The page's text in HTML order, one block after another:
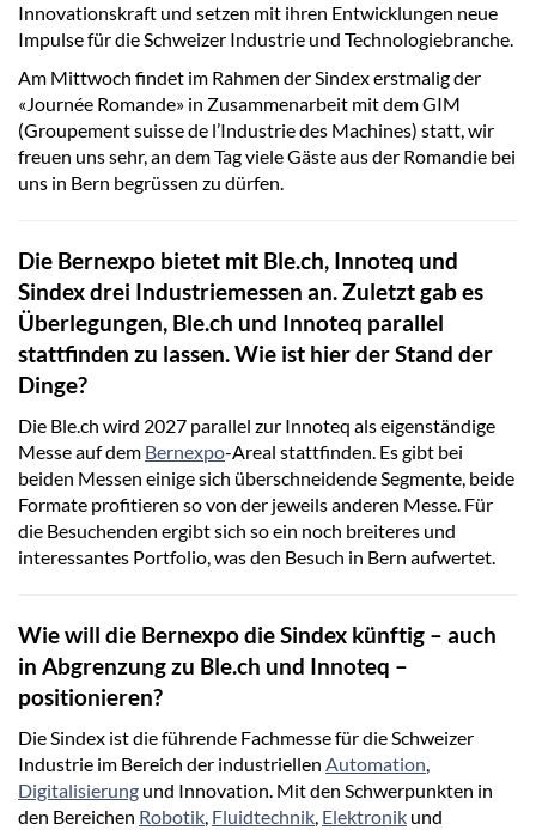
Innovationskraft und setzen mit ihren Entwicklungen neue
Impulse für die Schweizer Industrie und Technologiebranche.
Am Mittwoch findet im Rahmen der Sindex erstmalig der
«Journée Romande» in Zusammenarbeit mit dem GIM
(Groupement suisse de l’Industrie des Machines) statt, wir
freuen uns sehr, an dem Tag viele Gäste aus der Romandie bei
uns in Bern begrüssen zu dürfen.
Die Bernexpo bietet mit Ble.ch, Innoteq und
Sindex drei Industriemessen an. Zuletzt gab es
Überlegungen, Ble.ch und Innoteq parallel
stattfinden zu lassen. Wie ist hier der Stand der
Dinge?
Die Ble.ch wird 2027 parallel zur Innoteq als eigenständige
Messe auf dem Bernexpo-Areal stattfinden. Es gibt bei
beiden Messen einige sich überschneidende Segmente, beide
Formate profitieren so von der jeweils anderen Messe. Für
die Besuchenden ergibt sich so ein noch breiteres und
interessantes Portfolio, was den Besuch in Bern aufwertet.
Wie will die Bernexpo die Sindex künftig – auch
in Abgrenzung zu Ble.ch und Innoteq –
positionieren?
Die Sindex ist die führende Fachmesse für die Schweizer
Industrie im Bereich der industriellen Automation,
Digitalisierung und Innovation. Mit den Schwerpunkten in
den Bereichen Robotik, Fluidtechnik, Elektronik und